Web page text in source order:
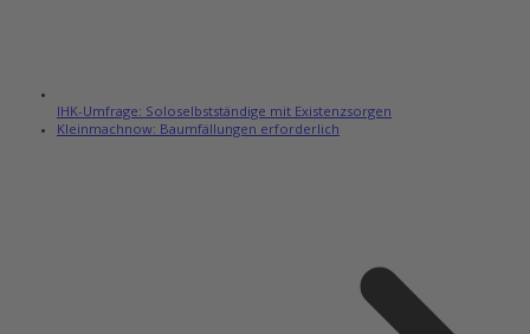
IHK-Umfrage: Soloselbstständige mit Existenzsorgen
Kleinmachnow: Baumfällungen erforderlich